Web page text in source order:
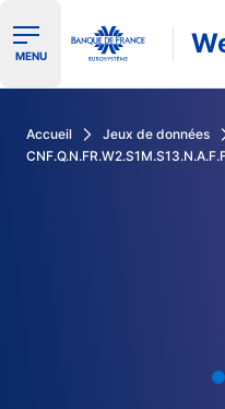
Ouvrir le menu de
MENU
Accueil Jeux de données